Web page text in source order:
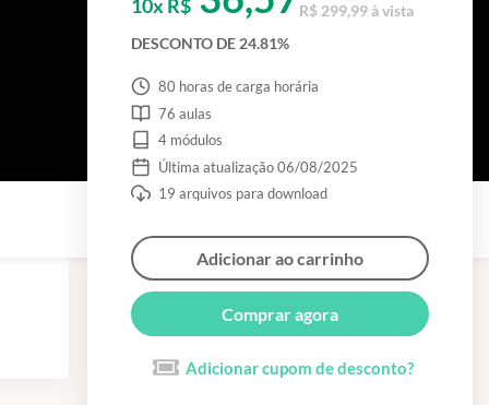
10x R$
R$ 299,99 à vista
DESCONTO DE 24.81%
80 horas de carga horária
76 aulas
4 módulos
Última atualização 06/08/2025
19 arquivos para download
Adicionar ao carrinho
Comprar agora
Adicionar cupom de desconto?